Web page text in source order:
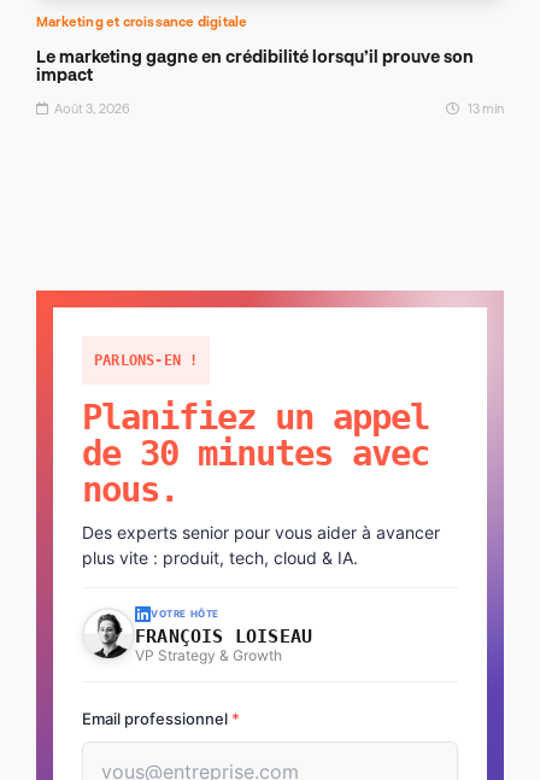
Marketing et croissance digitale
Le marketing gagne en crédibilité lorsqu’il prouve son
impact
Août 3, 2026 13 min
PARLONS-EN !
Planifiez un appel
de 30 minutes avec
nous.
Des experts senior pour vous aider à avancer
plus vite : produit, tech, cloud & IA.
VOTRE HÔTE
FRANÇOIS LOISEAU
VP Strategy & Growth
Email professionnel *